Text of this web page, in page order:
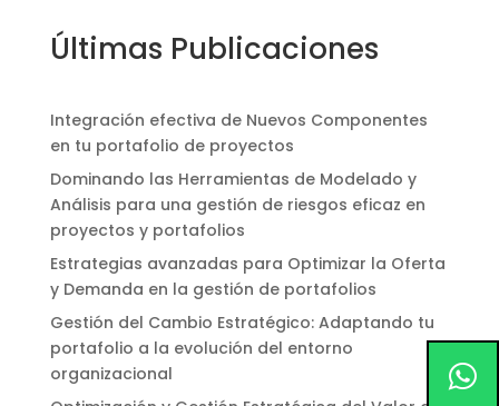
Últimas Publicaciones
Integración efectiva de Nuevos Componentes
en tu portafolio de proyectos
Dominando las Herramientas de Modelado y
Análisis para una gestión de riesgos eficaz en
proyectos y portafolios
Estrategias avanzadas para Optimizar la Oferta
y Demanda en la gestión de portafolios
Gestión del Cambio Estratégico: Adaptando tu
portafolio a la evolución del entorno
organizacional